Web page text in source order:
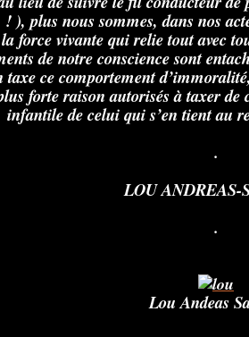
), plus nous sommes, dans nos
force vivante qui relie tout avec
de notre conscience sont
taxe ce comportement
forte raison autorisés à taxer
infantile de celui qui s’en tient au
.
LOU ANDREAS-
.
Lou Andeas